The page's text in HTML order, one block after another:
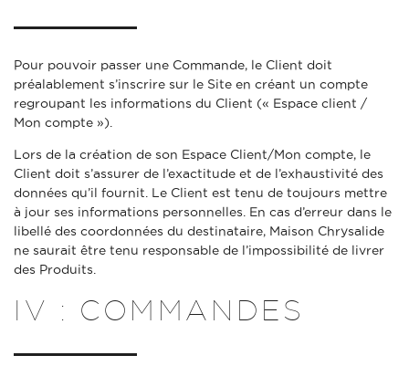
Pour pouvoir passer une Commande, le Client doit
préalablement s’inscrire sur le Site en créant un compte
regroupant les informations du Client (« Espace client /
Mon compte »).
Lors de la création de son Espace Client/Mon compte, le
Client doit s’assurer de l’exactitude et de l’exhaustivité des
données qu’il fournit. Le Client est tenu de toujours mettre
à jour ses informations personnelles. En cas d’erreur dans le
libellé des coordonnées du destinataire, Maison Chrysalide
ne saurait être tenu responsable de l’impossibilité de livrer
des Produits.
IV : COMMANDES